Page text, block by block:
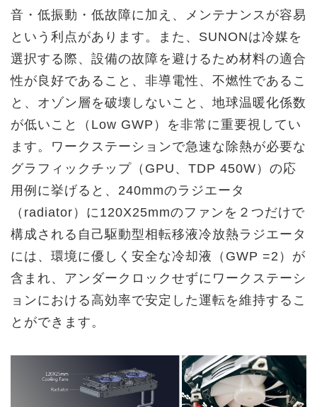
音・低振動・低故障に加え、メンテナンスが容易
という利点があります。また、SUNONは冷媒を
選択する際、設備の故障を避けるため材料の適合
性が良好であること、非導電性、不燃性であるこ
と、オゾン層を破壊しないこと、地球温暖化係数
が低いこと（Low GWP）を非常に重要視してい
ます。ワークステーションで急速な除熱が必要な
グラフィックチップ（GPU、TDP 450W）の応
用例に挙げると、240mmのラジエータ
（radiator）に120X25mmのファンを２つだけで
構成される自己駆動型相転移液冷放熱ラジエータ
には、環境に優しく安全な冷却液（GWP =2）が
含まれ、アンダークロックせずにワークステーシ
ョンにおける高効率で安定した運転を維持するこ
とができます。